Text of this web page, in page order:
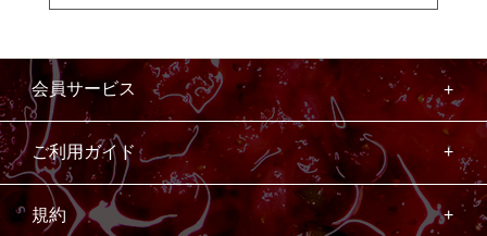
会員サービス
ご利用ガイド
規約